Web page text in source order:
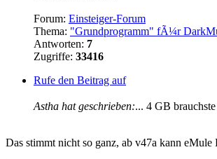
Forum: Einsteiger-Forum
Thema: "Grundprogramm" fÃ¼r
Antworten: 7
Zugriffe: 33416
Rufe den Beitrag auf
Astha hat geschrieben:... 4 GB
Das stimmt nicht so ganz, ab v47a kann eMule